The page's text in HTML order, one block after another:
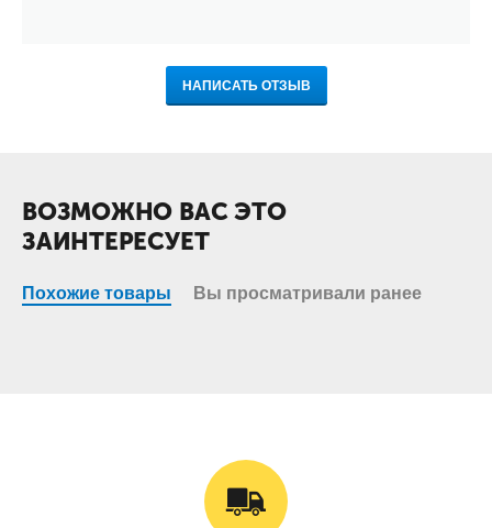
НАПИСАТЬ ОТЗЫВ
ВОЗМОЖНО ВАС ЭТО
ЗАИНТЕРЕСУЕТ
Похожие товары Вы просматривали ранее